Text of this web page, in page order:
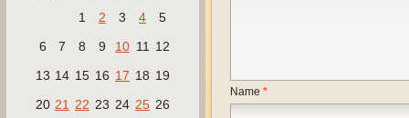
1
2 3 4
5
6
7 8 9 10 11
12
13 14 15 16 17 18 19
20 21 22 23 24 25 26
Name *